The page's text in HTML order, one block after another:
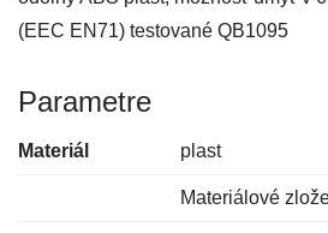
(EEC EN71) testované QB1095
Parametre
Materiál plast
Materiálové